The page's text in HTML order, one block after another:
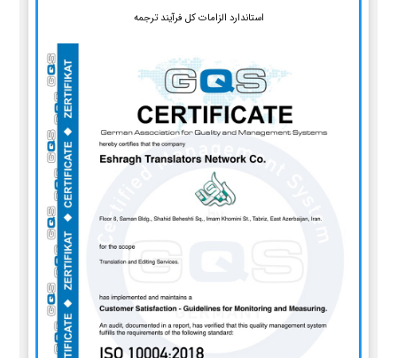
استاندارد الزامات کل فرآیند ترجمه